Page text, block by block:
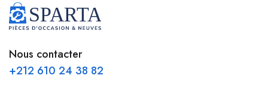
Nous contacter
+212 610 24 38 82